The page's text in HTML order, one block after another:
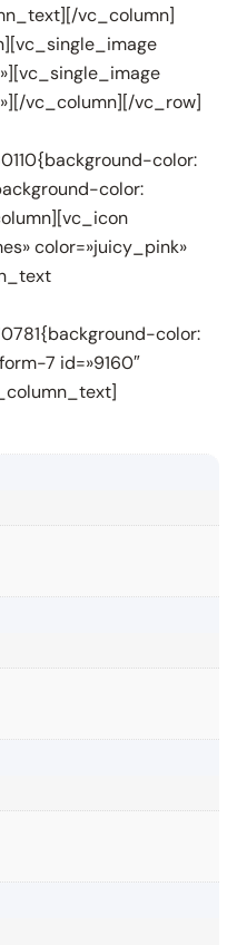
vc_column]
vc_column][/vc_row]
color:
color:
color=»juicy_pink»
color:
7 id=»9160″